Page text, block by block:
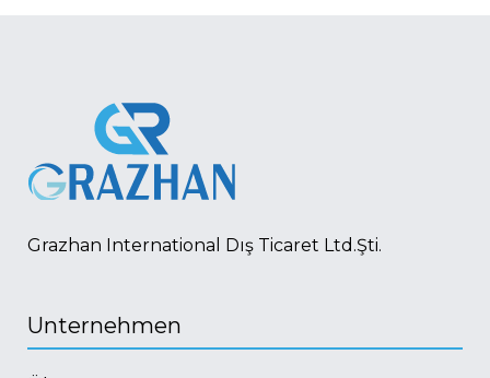
Grazhan International Dış Ticaret Ltd.Şti.
Unternehmen